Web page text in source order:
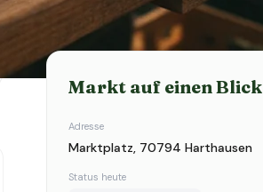
Markt auf einen Blick
Adresse
Marktplatz, 70794 Harthausen
Status heute